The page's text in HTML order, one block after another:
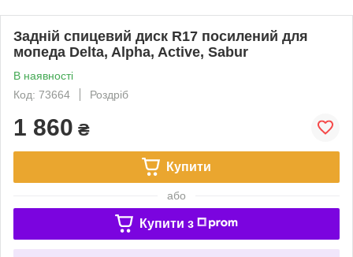
Задній спицевий диск R17 посилений для
мопеда Delta, Alpha, Active, Sabur
В наявності
Код: 73664
Роздріб
1 860 ₴
Купити
або
Купити з